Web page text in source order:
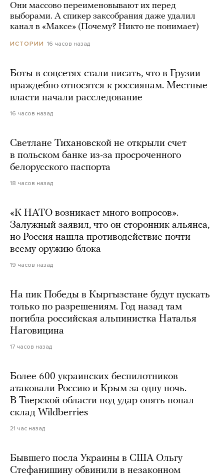
Они массово переименовывают их перед
выборами. А спикер заксобрания даже удалил
канал в «Максе» (Почему? Никто не понимает)
ИСТОРИИ 16 часов назад
Боты в соцсетях стали писать, что в Грузии
враждебно относятся к россиянам. Местные
власти начали расследование
16 часов назад
Светлане Тихановской не открыли счет
в польском банке из-за просроченного
белорусского паспорта
18 часов назад
«К НАТО возникает много вопросов».
Залужный заявил, что он сторонник альянса,
но Россия нашла противодействие почти
всему оружию блока
19 часов назад
На пик Победы в Кыргызстане будут пускать
только по разрешениям. Год назад там
погибла российская альпинистка Наталья
Наговицина
17 часов назад
Более 600 украинских беспилотников
атаковали Россию и Крым за одну ночь.
В Тверской области под удар опять попал
склад Wildberries
21 час назад
Бывшего посла Украины в США Ольгу
Стефанишину обвинили в незаконном